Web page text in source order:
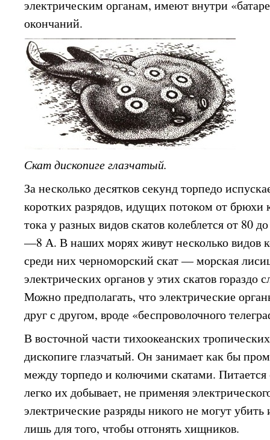
электрическим органам, имеют внутри
окончаний.
Скат дископиге глазчатый.
За несколько десятков секунд торпедо
коротких разрядов, идущих потоком от
тока у разных видов скатов колеблется от 80
—8 А. В наших морях живут несколько видов
среди них черноморский скат — морская
электрических органов у этих скатов гораздо
Можно предполагать, что электрические
друг с другом, вроде «беспроволочного
В восточной части тихоокеанских
дископиге глазчатый. Он занимает как бы
между торпедо и колючими скатами.
легко их добывает, не применяя
электрические разряды никого не могут убить
лишь для того, чтобы отгонять хищников.